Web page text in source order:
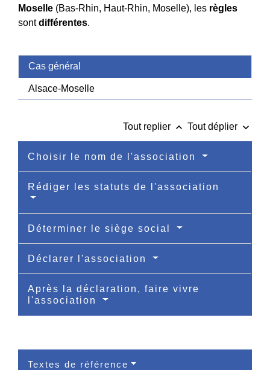
Moselle (Bas-Rhin, Haut-Rhin, Moselle), les règles
sontdifférentes.
Cas général
Alsace-Moselle
Tout replier keyboard_arrow_up Tout déplier keyboard_arrow_down
Choisir le nom de l'association
Rédiger les statuts de l'association
Déterminer le siège social
Déclarer l'association
Après la déclaration, faire vivre
l'association
Textes de référence